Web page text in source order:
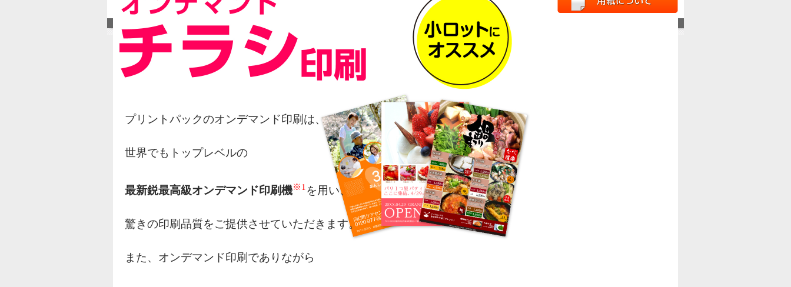
プリントパックのオンデマンド印刷は、
世界でもトップレベルの
最新鋭最高級オンデマンド印刷機※1 を用い、
驚きの印刷品質をご提供させていただきます。
また、オンデマンド印刷でありながら